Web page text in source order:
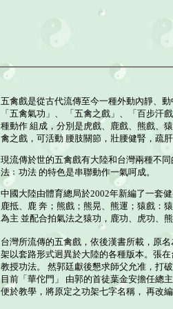
五禽戲是從古代流傳至今一種外動內靜、
「五禽氣功」、 「五禽之戲」、「百步
種動作 組成，分別是虎戲、鹿戲、熊戲、
禽之戲，可活動 腰肢關節，壯腰健腎，疏
現流傳於世的五禽戲有大陸和台灣兩種不
法﹔功法 的特色是串聯動作一氣呵成。
中國大陸由體育總局於2002年新編了一套
鹿抵、鹿 奔；熊戲；熊晃、熊運；猿戲：
為主 並配合拍氣法之猿功，鹿功、虎功、
台灣所流傳的五禽戲，依後漢書所載，原
架以套路形式迥異於大陸的各種版本。張
教授功法。 然郭廷獻後懇求師父允准，打
目前「華佗門」 由郭的首徒葉金安擔任總
便於教學，將原定之功架七字名稱， 再改